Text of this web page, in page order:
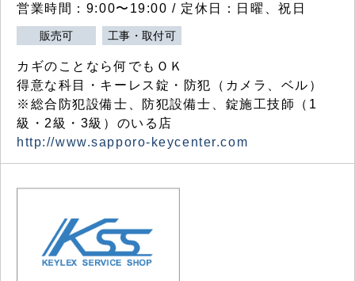
営業時間：9:00〜19:00 / 定休日：日曜、祝日
販売可 工事・取付可
カギのことなら何でもＯＫ
得意な科目・キーレス錠・防犯（カメラ、ベル）
※総合防犯設備士、防犯設備士、錠施工技師（1
級・2級・3級）のいる店
http://www.sapporo-keycenter.com